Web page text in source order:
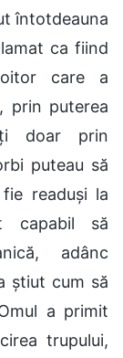
întotdeauna
ca fiind
care a
prin puterea
doar prin
puteau să
readuși la
capabil să
adânc
știut cum să
a primit
trupului,